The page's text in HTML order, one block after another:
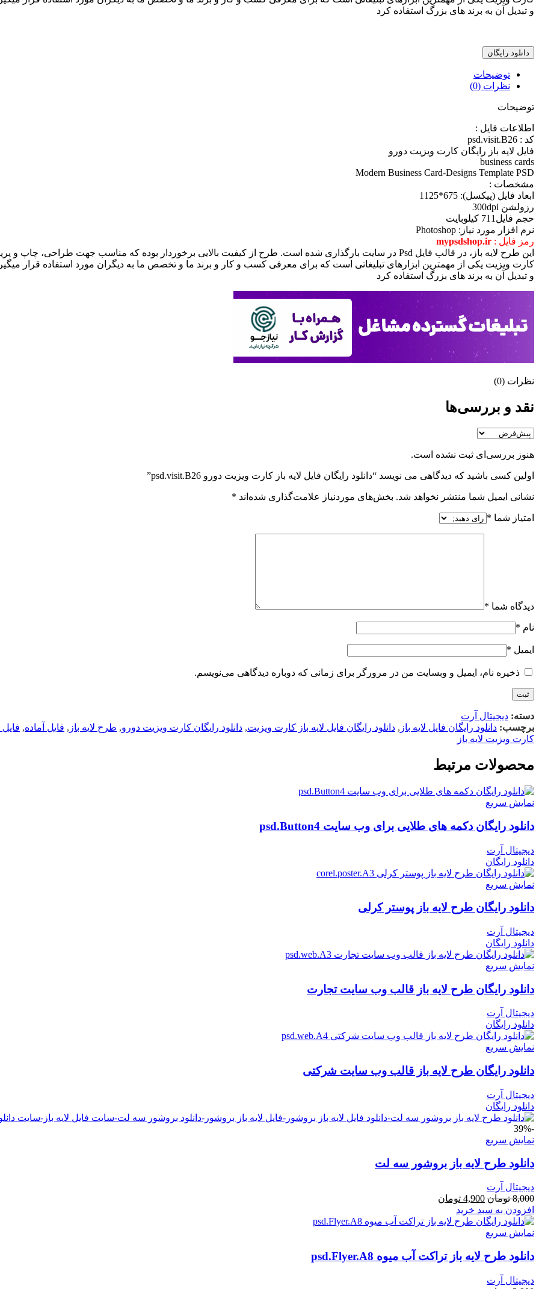
و تبدیل آن به برند های بزرگ استفاده کرد
دانلود رایگان
توضیحات
نظرات (0)
توضیحات
اطلاعات فايل :
کد : psd.visit.B26
فایل لايه باز رایگان کارت ويزيت دورو
business cards
Modern Business Card-Designs Template PSD
مشخصات :
ابعاد فايل (پيکسل): 675*1125
رزولشن 300dpi
حجم فایل711 کیلوبایت
نرم افزار مورد نياز: Photoshop
رمز فایل : mypsdshop.ir
اين طرح لايه باز، در قالب فايل Psd در سايت بارگذاری شده است. طرح از کيفيت بالايی برخوردار بوده که مناسب جهت طراحی، چاپ و پرينت می باشد
کارت ویزیت یکی از مهمترین ابزارهای تبلیغاتی است که برای معرفی کسب و کار و برند ما و تخصص ما به دیگران مورد استفاده قرار
و تبدیل آن به برند های بزرگ استفاده کرد
نظرات (0)
نقد و بررسی‌ها
هنوز بررسی‌ای ثبت نشده است.
اولین کسی باشید که دیدگاهی می نویسد “دانلود رایگان فایل لايه باز کارت ويزيت دورو psd.visit.B26”
نشانی ایمیل شما منتشر نخواهد شد. بخش‌های موردنیاز علامت‌گذاری شده‌اند *
امتیاز شما *
دیدگاه شما *
نام *
ایمیل *
ذخیره نام، ایمیل و وبسایت من در مرورگر برای زمانی که دوباره دیدگاهی می‌نویسم.
دسته: دیجیتال آرت
برچسب: دانلود رایگان فایل لایه باز , دانلود رایگان فایل لایه باز کارت ویزیت, دانلود رایگان کارت ویزیت دورو, طرح لایه باز , فایل آماده, فایل
کارت ویزیت لایه باز
محصولات مرتبط
نمایش سریع
دانلود رایگان دکمه های طلایی برای وب سایت psd.Button4
دیجیتال آرت
دانلود رایگان
نمایش سریع
دانلود رایگان طرح لایه باز پوستر کرلی
دیجیتال آرت
دانلود رایگان
نمایش سریع
دانلود رایگان طرح لایه باز قالب وب سایت تجارت
دیجیتال آرت
دانلود رایگان
نمایش سریع
دانلود رایگان طرح لایه باز قالب وب سایت شرکتی
دیجیتال آرت
دانلود رایگان
-39%
نمایش سریع
دانلود طرح لايه باز بروشور سه لت
دیجیتال آرت
8,000 تومان 4,900 تومان
افزودن به سبد خرید
نمایش سریع
دانلود طرح لايه باز تراکت آب میوه psd.Flyer.A8
دیجیتال آرت